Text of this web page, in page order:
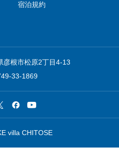
宿泊規約
彦根市松原2丁目4-13
33-1869
villa CHITOSE